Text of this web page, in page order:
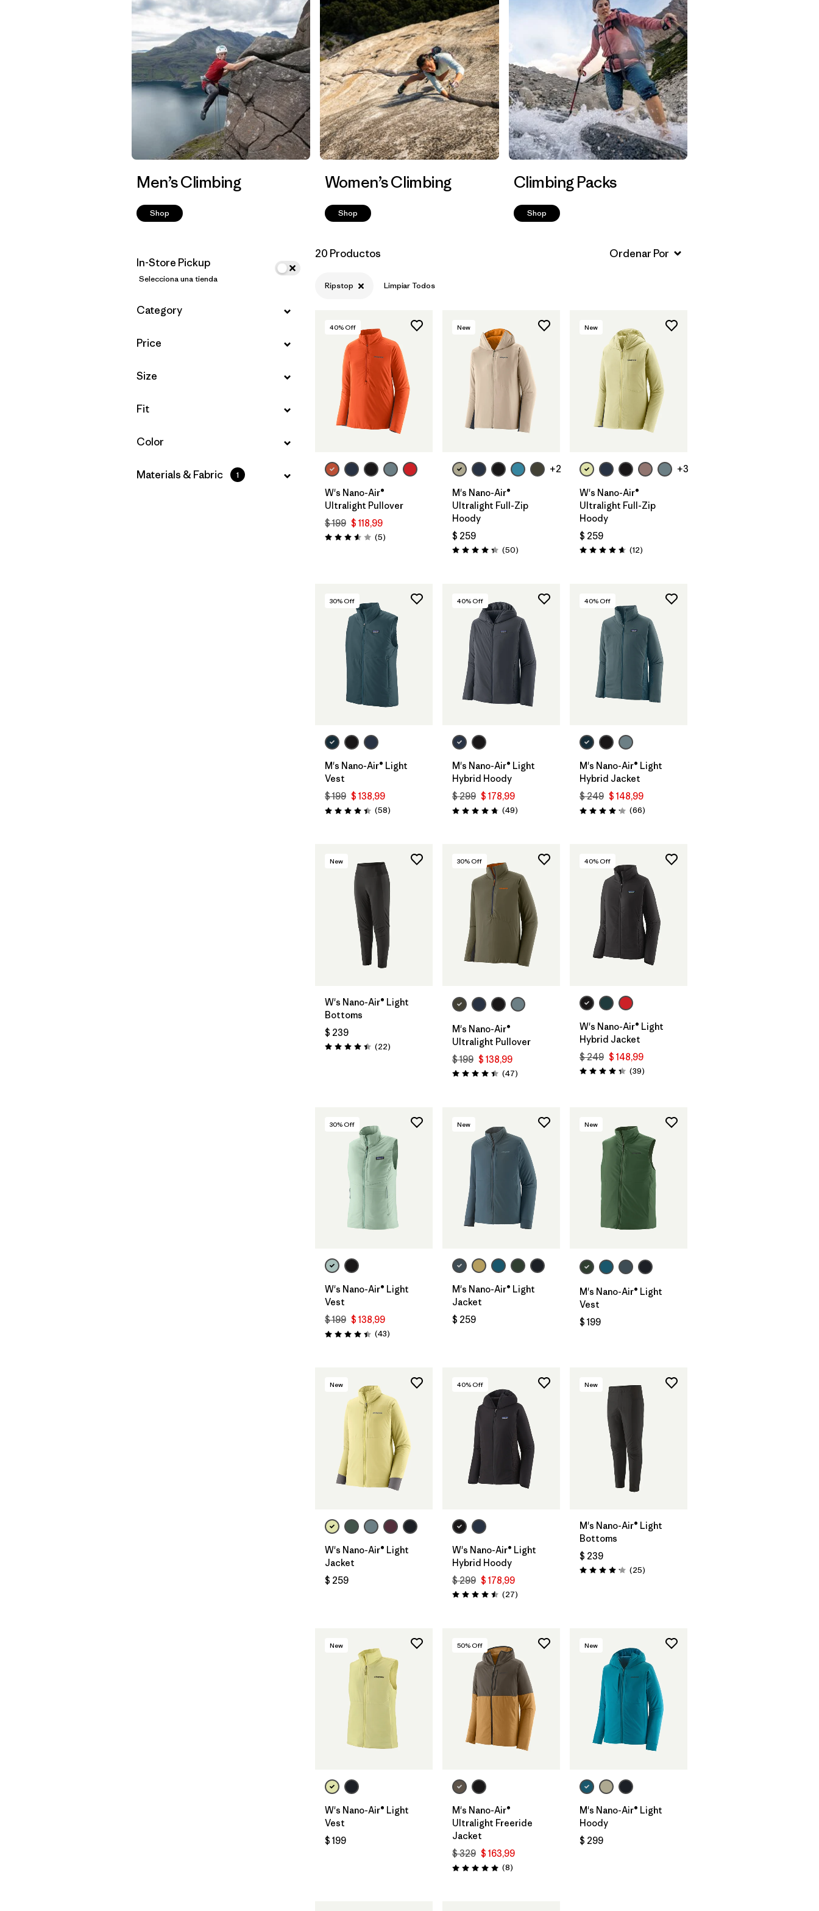
Men’s Climbing
Shop
Women’s Climbing
Shop
Climbing Packs
Shop
In-Store Pickup
Selecciona una tienda
Filtrar por
Category
Filtrar por
Price
Filtrar por
Size
Filtrar por
Fit
Filtrar por
Color
Filtrar por
Materials & Fabric 1
20 Productos
Ripstop Limpiar Todos
40% Off
W's Nano-Air®
Ultralight Pullover
$ 199 $ 118,99
Valoración: 3.6 / 5
(5Comentarios
)
New
+2
M's Nano-Air®
Ultralight Full-Zip
Hoody
$ 259
Valoración: 4.3 / 5
(50Comentarios
)
New
+3
W's Nano-Air®
Ultralight Full-Zip
Hoody
$ 259
Valoración: 4.7 / 5
(12Comentarios
)
30% Off
M's Nano-Air® Light
Vest
$ 199 $ 138,99
Valoración: 4.4 / 5
(58Comentarios
)
40% Off
M's Nano-Air® Light
Hybrid Hoody
$ 299 $ 178,99
Valoración: 4.8 / 5
(49Comentarios
)
40% Off
M's Nano-Air® Light
Hybrid Jacket
$ 249 $ 148,99
Valoración: 4.2 / 5
(66Comentarios
)
New
W's Nano-Air® Light
Bottoms
$ 239
Valoración: 4.4 / 5
(22Comentarios
)
30% Off
M's Nano-Air®
Ultralight Pullover
$ 199 $ 138,99
Valoración: 4.4 / 5
(47Comentarios
)
40% Off
W's Nano-Air® Light
Hybrid Jacket
$ 249 $ 148,99
Valoración: 4.3 / 5
(39Comentarios
)
30% Off
W's Nano-Air® Light
Vest
$ 199 $ 138,99
Valoración: 4.4 / 5
(43Comentarios
)
New
M's Nano-Air® Light
Jacket
$ 259
New
M's Nano-Air® Light
Vest
$ 199
New
W's Nano-Air® Light
Jacket
$ 259
40% Off
W's Nano-Air® Light
Hybrid Hoody
$ 299 $ 178,99
Valoración: 4.5 / 5
(27Comentarios
)
New
M's Nano-Air® Light
Bottoms
$ 239
Valoración: 4.2 / 5
(25Comentarios
)
New
W's Nano-Air® Light
Vest
$ 199
50% Off
M's Nano-Air®
Ultralight Freeride
Jacket
$ 329 $ 163,99
Valoración: 5.0 / 5
(8Comentarios
)
New
M's Nano-Air® Light
Hoody
$ 299